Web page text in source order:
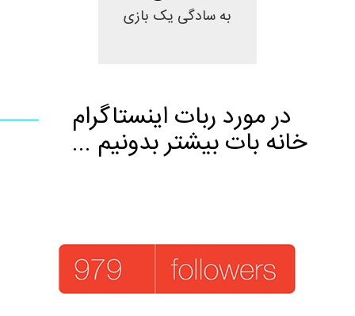
به سادگی یک بازی
در مورد ربات اینستاگرام
خانه بات بیشتر بدونیم ...